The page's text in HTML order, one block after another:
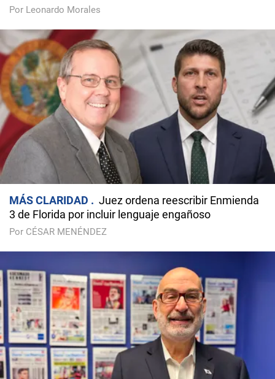
Por Leonardo Morales
MÁS CLARIDAD
Juez ordena reescribir Enmienda
3 de Florida por incluir lenguaje engañoso
Por CÉSAR MENÉNDEZ